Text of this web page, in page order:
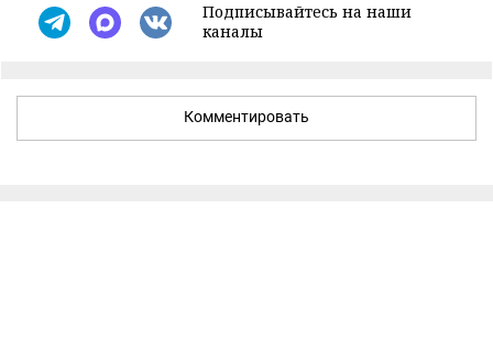
Подписывайтесь на наши
каналы
Комментировать